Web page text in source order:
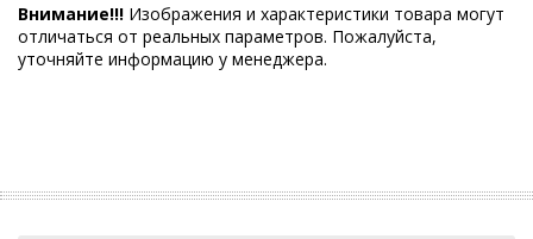
Внимание!!! Изображения и характеристики товара могут
отличаться от реальных параметров. Пожалуйста,
уточняйте информацию у менеджера.